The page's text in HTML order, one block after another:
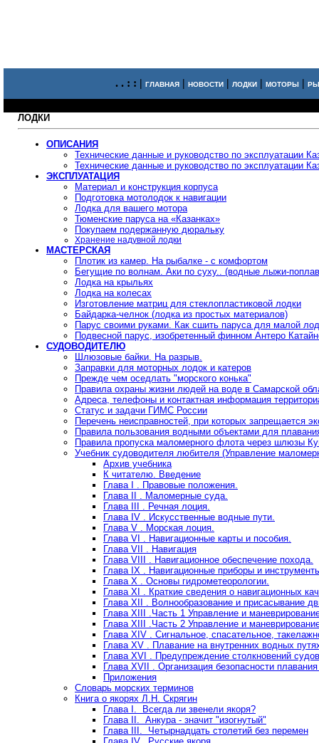
. . : : | ГЛАВНАЯ| НОВОСТИ| ЛОДКИ| МОТОРЫ|
ЛОДКИ
ОПИСАНИЯ
Технические данные и руководство по эксплуатации
Технические данные и руководство по эксплуатации
ЭКСПЛУАТАЦИЯ
Материал и конструкция корпуса
Подготовка мотолодок к навигации
Лодка для вашего мотора
Тюменские паруса на «Казанках»
Покупаем подержанную дюральку
Хранение надувной лодки
МАСТЕРСКАЯ
Плотик из камер. На рыбалке - с комфортом
Бегущие по волнам. Аки по суху.. (водные лыжи-
Лодка на крыльях
Лодка на колесах
Изготовление матриц для стеклопластиковой лодки
Байдарка-челнок (лодка из простых материалов)
Парус своими руками. Как сшить паруса для малой
Подвесной парус, изобретенный финном Антеро
СУДОВОДИТЕЛЮ
Шлюзовые байки. На разрыв.
Заправки для моторных лодок и катеров
Прежде чем оседлать "морского конька"
Правила охраны жизни людей на воде в Самарской
Адреса, телефоны и контактная информация
Статус и задачи ГИМС России
Перечень неисправностей, при которых запрещается
Правила пользования водными объектами для
Правила пропуска маломерного флота через шлюзы
Учебник судоводителя любителя (Управление
Архив учебника
К читателю. Введение
Глава I . Правовые положения.
Глава II . Маломерные суда.
Глава III . Речная лоция.
Глава IV . Искусственные водные пути.
Глава V . Морская лоция.
Глава VI . Навигационные карты и пособия.
Глава VII . Навигация
Глава VIII . Навигационное обеспечение похода.
Глава IX . Навигационные приборы и
Глава X . Основы гидрометеорологии.
Глава XI . Краткие сведения о навигационных
Глава XII . Волнообразование и присасывание
Глава XIII .Часть 1 Управление и
Глава XIII .Часть 2 Управление и
Глава XIV . Сигнальное, спасательное,
Глава XV . Плавание на внутренних водных
Глава XVI . Предупреждение столкновений
Глава XVII . Организация безопасности
Приложения
Словарь морских терминов
Книга о якорях Л.Н. Скрягин
Глава I. Всегда ли звенели якоря?
Глава II. Анкура - значит "изогнутый"
Глава III. Четырнадцать столетий без перемен